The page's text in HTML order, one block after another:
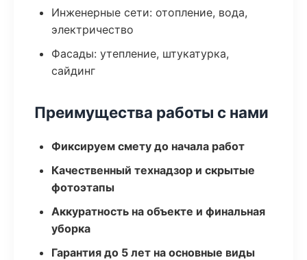
Инженерные сети: отопление, вода,
электричество
Фасады: утепление, штукатурка,
сайдинг
Преимущества работы с нами
Фиксируем смету до начала работ
Качественный технадзор и скрытые
фотоэтапы
Аккуратность на объекте и финальная
уборка
Гарантия до 5 лет на основные виды